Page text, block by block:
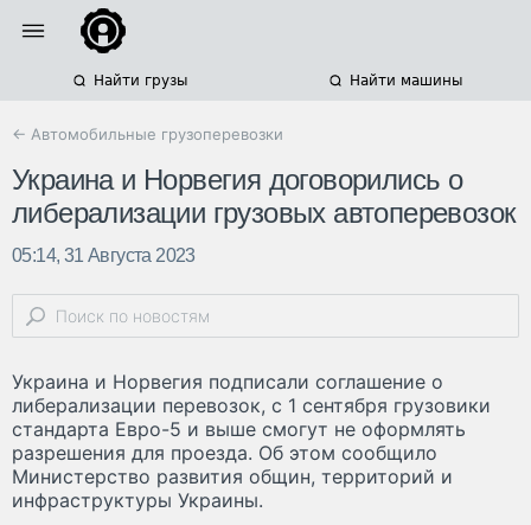
Найти грузы Найти машины
← Автомобильные грузоперевозки
Украина и Норвегия договорились о
либерализации грузовых автоперевозок
05:14, 31 Августа 2023
Украина и Норвегия подписали соглашение о
либерализации перевозок, с 1 сентября грузовики
стандарта Евро-5 и выше смогут не оформлять
разрешения для проезда. Об этом сообщило
Министерство развития общин, территорий и
инфраструктуры Украины.